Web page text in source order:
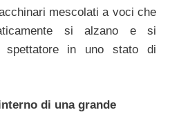
mescolati a voci che
si alzano e si
spettatore in uno stato di
di una grande